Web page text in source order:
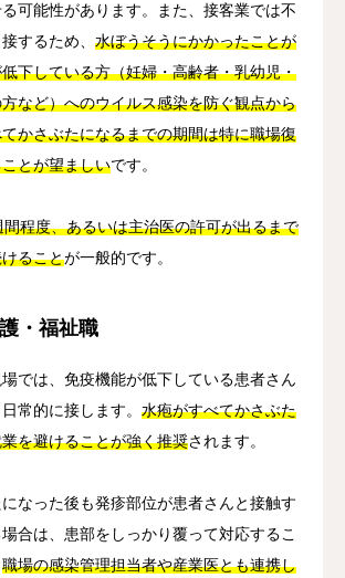
可能性があります。また、接客業では不
するため、 水ぼうそうにかかったことが
下している方（妊婦・高齢者・乳幼児・
など）へのウイルス感染を防ぐ観点から
かさぶたになるまでの期間は特に職場復
とが望ましいです。
程度、あるいは主治医の許可が出るまで
ることが一般的です。
・福祉職
では、免疫機能が低下している患者さん
常的に接します。 水疱がすべてかさぶた
を避けることが強く推奨されます。
なった後も発疹部位が患者さんと接触す
合は、患部をしっかり覆って対応するこ
職場の感染管理担当者や産業医とも連携し